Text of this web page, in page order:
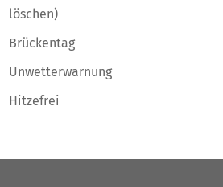
löschen)
Brückentag
Unwetterwarnung
Hitzefrei